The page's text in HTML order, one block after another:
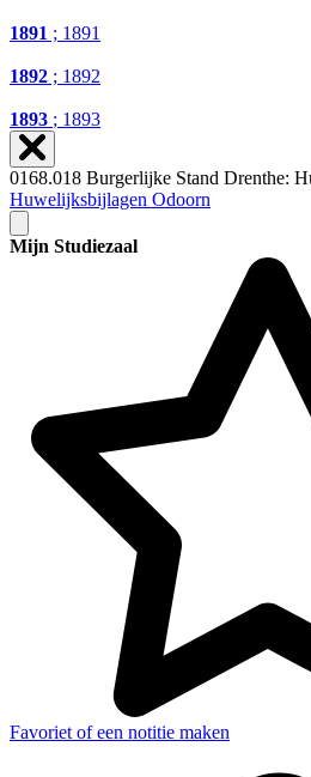
1891 ; 1891
1892 ; 1892
1893 ; 1893
0168.018 Burgerlijke Stand Drenthe:
Huwelijksbijlagen Odoorn
Mijn Studiezaal
Favoriet of een notitie maken